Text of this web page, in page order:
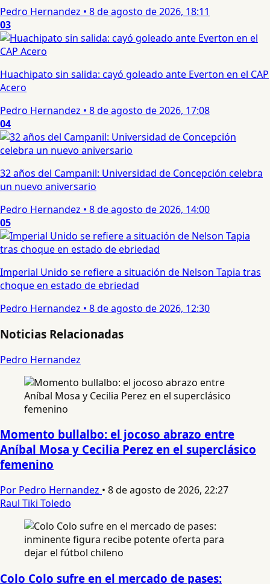
Pedro Hernandez • 8 de agosto de 2026, 18:11
03
Huachipato sin salida: cayó goleado ante Everton en el CAP
Acero
Pedro Hernandez • 8 de agosto de 2026, 17:08
04
32 años del Campanil: Universidad de Concepción celebra
un nuevo aniversario
Pedro Hernandez • 8 de agosto de 2026, 14:00
05
Imperial Unido se refiere a situación de Nelson Tapia tras
choque en estado de ebriedad
Pedro Hernandez • 8 de agosto de 2026, 12:30
Noticias Relacionadas
Pedro Hernandez
Momento bullalbo: el jocoso abrazo entre
Aníbal Mosa y Cecilia Perez en el superclásico
femenino
Por Pedro Hernandez • 8 de agosto de 2026, 22:27
Raul Tiki Toledo
Colo Colo sufre en el mercado de pases: